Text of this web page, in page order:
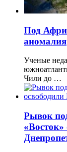
Под
аномалия
Ученые
Чили до …
Рывок
«Восток»